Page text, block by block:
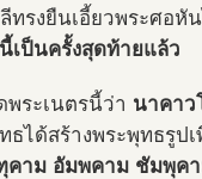
ทรงยืนเอี้ยวพระศอหั
เป็นครั้งสุดท้ายแล้ว
พระเนตรนี้ว่า นาคาว
ธได้สร้างพระพุทธรูป
าม อัมพคาม ชัมพุคา